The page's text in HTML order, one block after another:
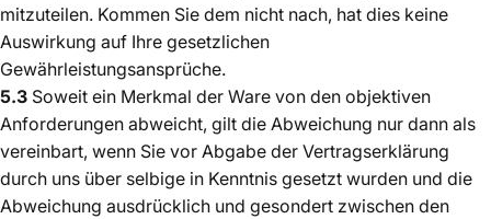
mitzuteilen. Kommen Sie dem nicht nach, hat dies keine
Auswirkung auf Ihre gesetzlichen
Gewährleistungsansprüche.
5.3 Soweit ein Merkmal der Ware von den objektiven
Anforderungen abweicht, gilt die Abweichung nur dann als
vereinbart, wenn Sie vor Abgabe der Vertragserklärung
durch uns über selbige in Kenntnis gesetzt wurden und die
Abweichung ausdrücklich und gesondert zwischen den